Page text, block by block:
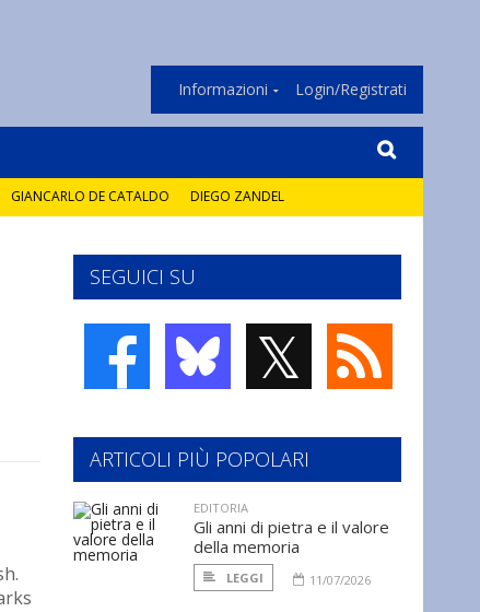
Informazioni Login/Registrati
GIANCARLO DE CATALDO DIEGO ZANDEL
SEGUICI SU
𝕏
ARTICOLI PIÙ POPOLARI
EDITORIA
Gli anni di pietra e il valore
della memoria
LEGGI 11/07/2026